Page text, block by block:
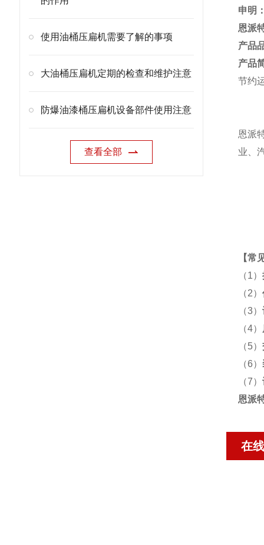
使用油桶压扁机需要了解的事项
大油桶压扁机定期的检查和维护注意
防爆油漆桶压扁机设备部件使用注意
查看全部
申明
恩派
产品
产品
节约
恩派
业、
【常
（1）
（2）
（3）
（4）
（5）
（6）
（7）
恩派
在